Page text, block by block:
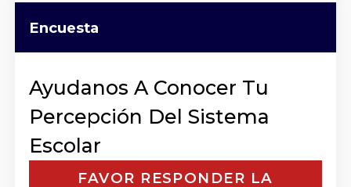
Encuesta
Ayudanos A Conocer Tu
Percepción Del Sistema
Escolar
FAVOR RESPONDER LA